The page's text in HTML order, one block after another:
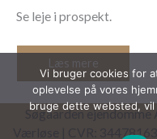
Se leje i prospekt.
Læs mere
Søgaarden
Værløse | CVR:
Vi bruger cookies for
oplevelse på vores
bruge dette websted,